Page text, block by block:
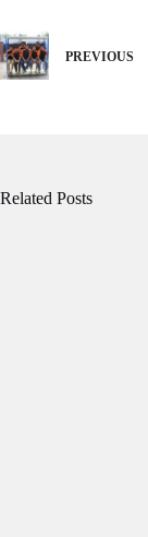
PREVIOUS
Related Posts